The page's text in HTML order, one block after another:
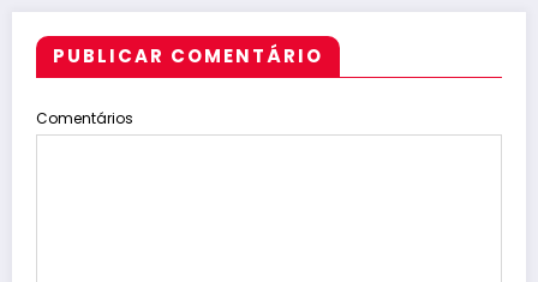
PUBLICAR COMENTÁRIO
Comentários